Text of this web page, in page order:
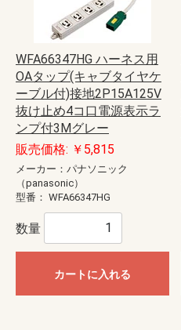
WFA66347HG ハーネス用
OAタップ(キャブタイヤケ
ーブル付)接地2P15A125V
抜け止め4コ口電源表示ラ
ンプ付3Mグレー
販売価格: ￥5,815
メーカー：パナソニック
（panasonic）
型番： WFA66347HG
数量
カートに入れる